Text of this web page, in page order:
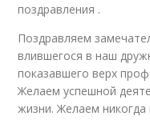
поздравления .
Поздравляем
влившегося в наш
показавшего верх
Желаем успешной
жизни. Желаем